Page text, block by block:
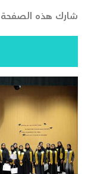
شارك هذه الصفحة